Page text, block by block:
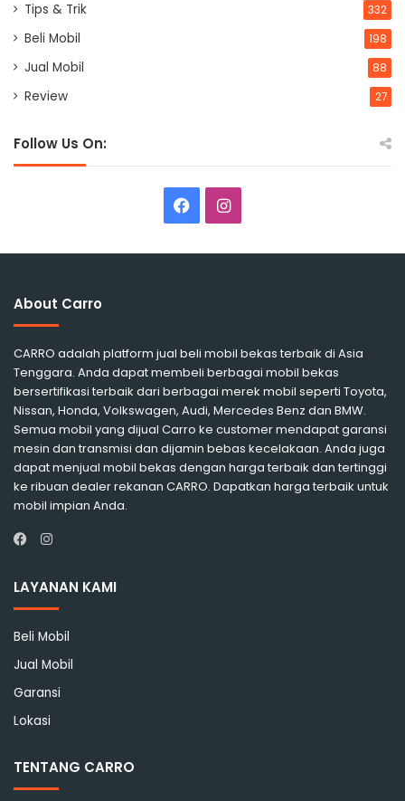
Tips & Trik 332
Beli Mobil 198
Jual Mobil 88
Review 27
Follow Us On:
FacebookInstagram
About Carro
CARRO adalah platform jual beli mobil bekas terbaik di Asia
Tenggara. Anda dapat membeli berbagai mobil bekas
bersertifikasi terbaik dari berbagai merek mobil seperti Toyota,
Nissan, Honda, Volkswagen, Audi, Mercedes Benz dan BMW.
Semua mobil yang dijual Carro ke customer mendapat garansi
mesin dan transmisi dan dijamin bebas kecelakaan. Anda juga
dapat menjual mobil bekas dengan harga terbaik dan tertinggi
ke ribuan dealer rekanan CARRO. Dapatkan harga terbaik untuk
mobil impian Anda.
Instagram
LAYANAN KAMI
Beli Mobil
Jual Mobil
Garansi
Lokasi
TENTANG CARRO